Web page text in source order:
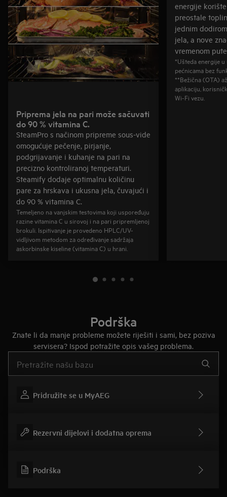
Priprema jela na pari može sačuvati
do 90 % vitamina C.
SteamPro s načinom pripreme sous-vide
omogućuje pečenje, pirjanje,
podgrijavanje i kuhanje na pari na
precizno kontroliranoj temperaturi.
Steamify dodaje optimalnu količinu
pare za hrskava i ukusna jela, čuvajući i
do 90 % vitamina C.
Temeljeno na vanjskim testovima koji uspoređuju
razine vitamina C u sirovoj i na pari pripremljenoj
brokuli. Ispitivanje je provedeno HPLC/UV-
vidljivom metodom za određivanje sadržaja
askorbinske kiseline (vitamina C) u hrani.
energije
preostale
jednim
jela, a nove
vremenom
*Ušteda energije
pećnicama bez
**Bežična (OTA)
aplikaciju,
Wi-Fi vezu.
Podrška
Znate li da manje probleme možete riješiti i sami, bez poziva
servisera? Ispod potražite opis vašeg problema.
Pridružite se u MyAEG
Rezervni dijelovi i dodatna oprema
Podrška